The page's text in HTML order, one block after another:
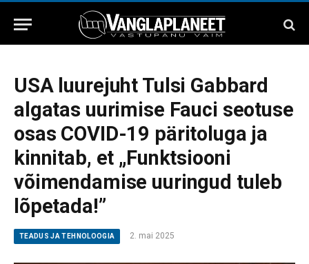
USA luurejuht Tulsi Gabbard
algatas uurimise Fauci seotuse
osas COVID-19 päritoluga ja
kinnitab, et „Funktsiooni
võimendamise uuringud tuleb
lõpetada!”
TEADUS JA TEHNOLOOGIA 2. mai 2025